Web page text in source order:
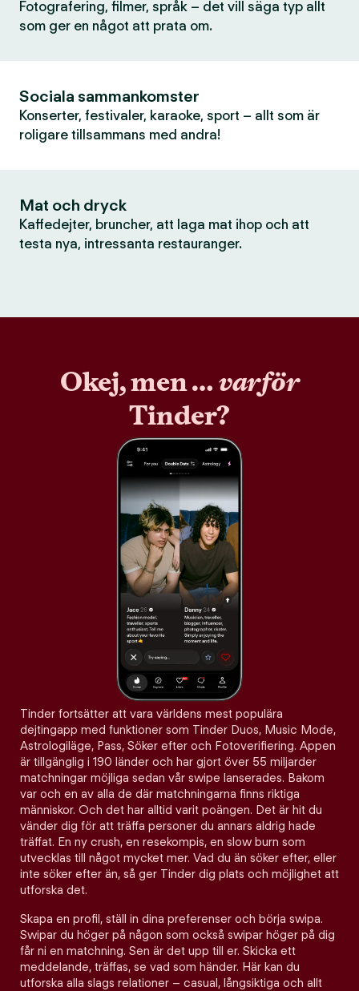
Fotografering, filmer, språk – det vill säga typ allt
som ger en något att prata om.
Sociala sammankomster
Konserter, festivaler, karaoke, sport – allt som är
roligare tillsammans med andra!
Mat och dryck
Kaffedejter, bruncher, att laga mat ihop och att
testa nya, intressanta restauranger.
Okej, men …varför
Tinder?
Tinder fortsätter att vara världens mest populära
dejtingapp med funktioner som Tinder Duos, Music Mode,
Astrologiläge, Pass, Söker efter och Fotoverifiering. Appen
är tillgänglig i 190 länder och har gjort över 55 miljarder
matchningar möjliga sedan vår swipe lanserades. Bakom
var och en av alla de där matchningarna finns riktiga
människor. Och det har alltid varit poängen. Det är hit du
vänder dig för att träffa personer du annars aldrig hade
träffat. En ny crush, en resekompis, en slow burn som
utvecklas till något mycket mer. Vad du än söker efter, eller
inte söker efter än, så ger Tinder dig plats och möjlighet att
utforska det.
Skapa en profil, ställ in dina preferenser och börja swipa.
Swipar du höger på någon som också swipar höger på dig
får ni en matchning. Sen är det upp till er. Skicka ett
meddelande, träffas, se vad som händer. Här kan du
utforska alla slags relationer – casual, långsiktiga och allt